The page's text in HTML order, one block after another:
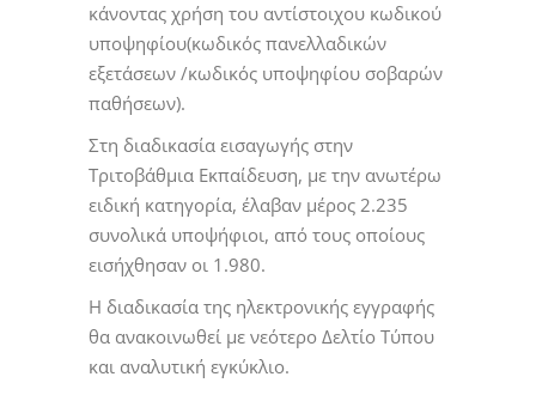
κάνοντας χρήση του αντίστοιχου κωδικού
υποψηφίου(κωδικός πανελλαδικών
εξετάσεων /κωδικός υποψηφίου σοβαρών
παθήσεων).
Στη διαδικασία εισαγωγής στην
Τριτοβάθμια Εκπαίδευση, με την ανωτέρω
ειδική κατηγορία, έλαβαν μέρος 2.235
συνολικά υποψήφιοι, από τους οποίους
εισήχθησαν οι 1.980.
Η διαδικασία της ηλεκτρονικής εγγραφής
θα ανακοινωθεί με νεότερο Δελτίο Τύπου
και αναλυτική εγκύκλιο.